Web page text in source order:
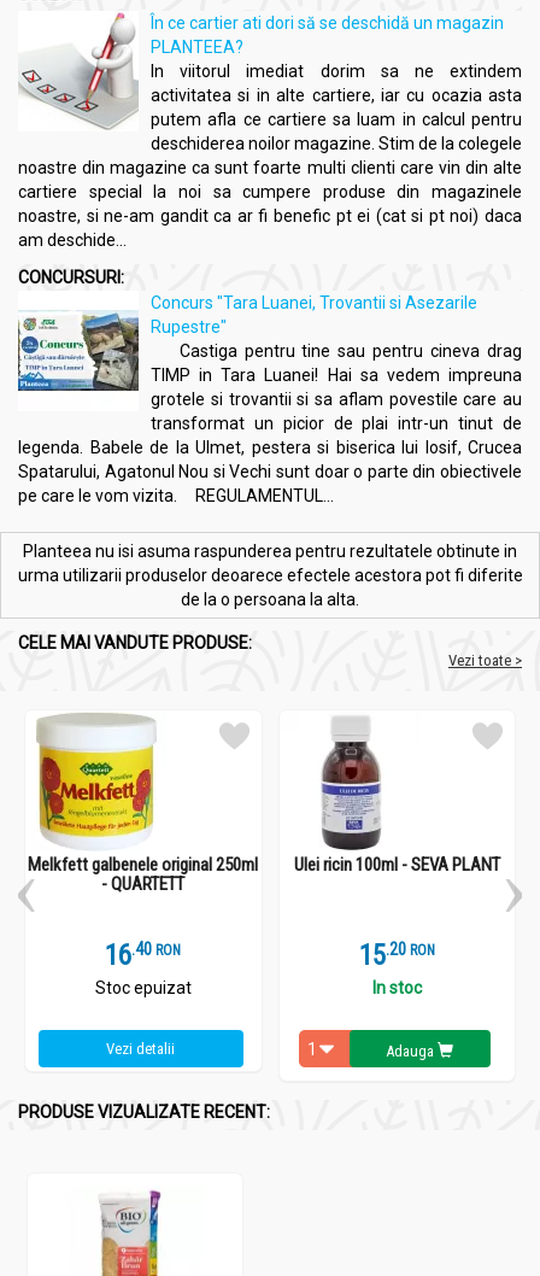
În ce cartier ati dori să se deschidă un magazin
PLANTEEA?
In viitorul imediat dorim sa ne extindem
activitatea si in alte cartiere, iar cu ocazia asta
putem afla ce cartiere sa luam in calcul pentru
deschiderea noilor magazine. Stim de la colegele
noastre din magazine ca sunt foarte multi clienti care vin din alte
cartiere special la noi sa cumpere produse din magazinele
noastre, si ne-am gandit ca ar fi benefic pt ei (cat si pt noi) daca
am deschide...
CONCURSURI:
Concurs "Tara Luanei, Trovantii si Asezarile
Rupestre"
Castiga pentru tine sau pentru cineva drag
TIMP in Tara Luanei! Hai sa vedem impreuna
grotele si trovantii si sa aflam povestile care au
transformat un picior de plai intr-un tinut de
legenda. Babele de la Ulmet, pestera si biserica lui Iosif, Crucea
Spatarului, Agatonul Nou si Vechi sunt doar o parte din obiectivele
pe care le vom vizita. REGULAMENTUL...
Planteea nu isi asuma raspunderea pentru rezultatele obtinute in
urma utilizarii produselor deoarece efectele acestora pot fi diferite
de la o persoana la alta.
CELE MAI VANDUTE PRODUSE:
Vezi toate >
Melkfett galbenele original 250ml
- QUARTETT
16.4 RON
Stoc epuizat
Vezi detalii
Ulei ricin 100ml - SEVA PLANT
15.2 RON
In stoc
Adauga
PRODUSE VIZUALIZATE RECENT: